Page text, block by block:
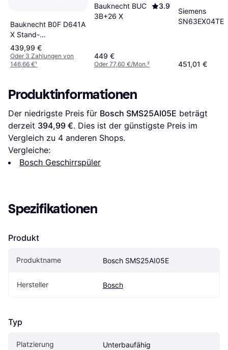
Bauknecht B0F D641A
X Stand-
Geschirrspüler 60 cm
439,99 €
Oder 3 Zahlungen von
146,66 €¹
Bauknecht BUC
3B+26 X
3.9
449 €
Oder 77,60 €/Mon.²
Siemens
SN63EX04TE
451,01 €
Produktinformationen
Der niedrigste Preis für Bosch SMS25AI05E beträgt
derzeit 394,99 €. Dies ist der günstigste Preis im
Vergleich zu 4 anderen Shops.
Vergleiche:
Bosch Geschirrspüler
Spezifikationen
Produkt
Produktname Bosch SMS25AI05E
Hersteller Bosch
Typ
Platzierung Unterbaufähig